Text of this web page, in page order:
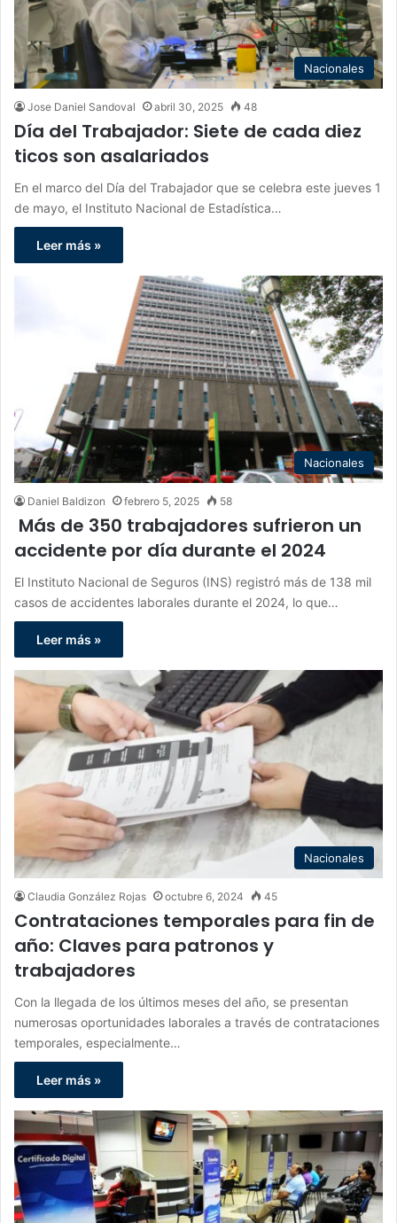
Nacionales
Jose Daniel Sandoval abril 30, 2025 48
Día del Trabajador: Siete de cada diez
ticos son asalariados
En el marco del Día del Trabajador que se celebra este jueves 1
de mayo, el Instituto Nacional de Estadística…
Leer más »
Nacionales
Daniel Baldizon febrero 5, 2025 58
Más de 350 trabajadores sufrieron un
accidente por día durante el 2024
El Instituto Nacional de Seguros (INS) registró más de 138 mil
casos de accidentes laborales durante el 2024, lo que…
Leer más »
Nacionales
Claudia González Rojas octubre 6, 2024 45
Contrataciones temporales para fin de
año: Claves para patronos y
trabajadores
Con la llegada de los últimos meses del año, se presentan
numerosas oportunidades laborales a través de contrataciones
temporales, especialmente…
Leer más »